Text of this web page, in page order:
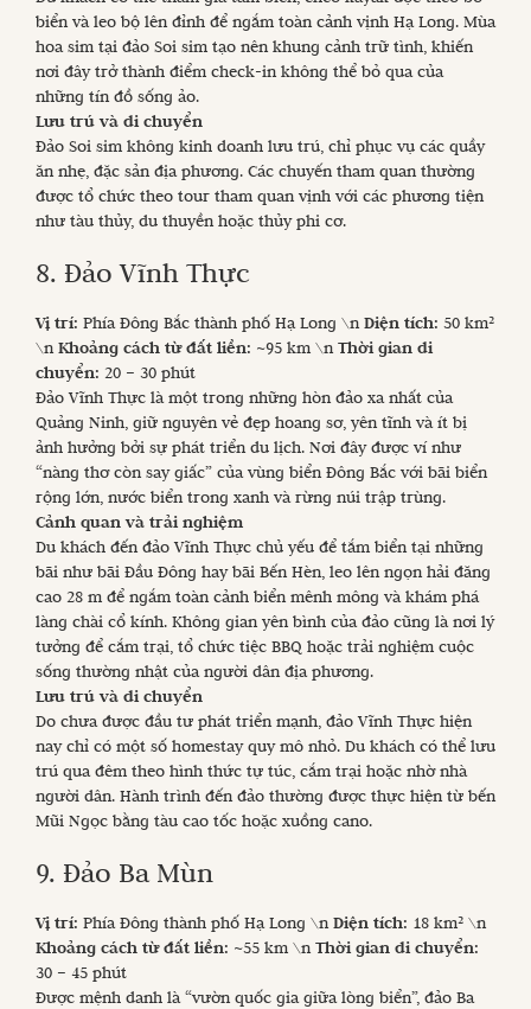
biển và leo bộ lên đỉnh để ngắm toàn cảnh vịnh Hạ Long. Mùa
hoa sim tại đảo Soi sim tạo nên khung cảnh trữ tình, khiến
nơi đây trở thành điểm check-in không thể bỏ qua của
những tín đồ sống ảo.
Lưu trú và di chuyển
Đảo Soi sim không kinh doanh lưu trú, chỉ phục vụ các quầy
ăn nhẹ, đặc sản địa phương. Các chuyến tham quan thường
được tổ chức theo tour tham quan vịnh với các phương tiện
như tàu thủy, du thuyền hoặc thủy phi cơ.
8. Đảo Vĩnh Thực
Vị trí: Phía Đông Bắc thành phố Hạ Long \nDiện tích: 50 km²
\nKhoảng cách từ đất liền: ~95 km \nThời gian di
chuyển: 20 – 30 phút
Đảo Vĩnh Thực là một trong những hòn đảo xa nhất của
Quảng Ninh, giữ nguyên vẻ đẹp hoang sơ, yên tĩnh và ít bị
ảnh hưởng bởi sự phát triển du lịch. Nơi đây được ví như
“nàng thơ còn say giấc” của vùng biển Đông Bắc với bãi biển
rộng lớn, nước biển trong xanh và rừng núi trập trùng.
Cảnh quan và trải nghiệm
Du khách đến đảo Vĩnh Thực chủ yếu để tắm biển tại những
bãi như bãi Đầu Đông hay bãi Bến Hèn, leo lên ngọn hải đăng
cao 28 m để ngắm toàn cảnh biển mênh mông và khám phá
làng chài cổ kính. Không gian yên bình của đảo cũng là nơi lý
tưởng để cắm trại, tổ chức tiệc BBQ hoặc trải nghiệm cuộc
sống thường nhật của người dân địa phương.
Lưu trú và di chuyển
Do chưa được đầu tư phát triển mạnh, đảo Vĩnh Thực hiện
nay chỉ có một số homestay quy mô nhỏ. Du khách có thể lưu
trú qua đêm theo hình thức tự túc, cắm trại hoặc nhờ nhà
người dân. Hành trình đến đảo thường được thực hiện từ bến
Mũi Ngọc bằng tàu cao tốc hoặc xuồng cano.
9. Đảo Ba Mùn
Vị trí: Phía Đông thành phố Hạ Long \nDiện tích: 18 km² \n
Khoảng cách từ đất liền: ~55 km \nThời gian di chuyển:
30 – 45 phút
Được mệnh danh là “vườn quốc gia giữa lòng biển”, đảo Ba